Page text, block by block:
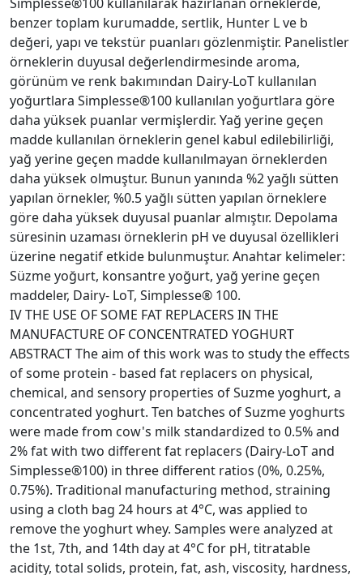
benzer toplam kurumadde, sertlik, Hunter L ve b
değeri, yapı ve tekstür puanları gözlenmiştir. Panelistler
örneklerin duyusal değerlendirmesinde aroma,
görünüm ve renk bakımından Dairy-LoT kullanılan
yoğurtlara Simplesse®100 kullanılan yoğurtlara göre
daha yüksek puanlar vermişlerdir. Yağ yerine geçen
madde kullanılan örneklerin genel kabul edilebilirliği,
yağ yerine geçen madde kullanılmayan örneklerden
daha yüksek olmuştur. Bunun yanında %2 yağlı sütten
yapılan örnekler, %0.5 yağlı sütten yapılan örneklere
göre daha yüksek duyusal puanlar almıştır. Depolama
süresinin uzaması örneklerin pH ve duyusal özellikleri
üzerine negatif etkide bulunmuştur. Anahtar kelimeler:
Süzme yoğurt, konsantre yoğurt, yağ yerine geçen
maddeler, Dairy- LoT, Simplesse® 100.
IV THE USE OF SOME FAT REPLACERS IN THE
MANUFACTURE OF CONCENTRATED YOGHURT
ABSTRACT The aim of this work was to study the effects
of some protein - based fat replacers on physical,
chemical, and sensory properties of Suzme yoghurt, a
concentrated yoghurt. Ten batches of Suzme yoghurts
were made from cow's milk standardized to 0.5% and
2% fat with two different fat replacers (Dairy-LoT and
Simplesse®100) in three different ratios (0%, 0.25%,
0.75%). Traditional manufacturing method, straining
using a cloth bag 24 hours at 4°C, was applied to
remove the yoghurt whey. Samples were analyzed at
the 1st, 7th, and 14th day at 4°C for pH, titratable
acidity, total solids, protein, fat, ash, viscosity, hardness,